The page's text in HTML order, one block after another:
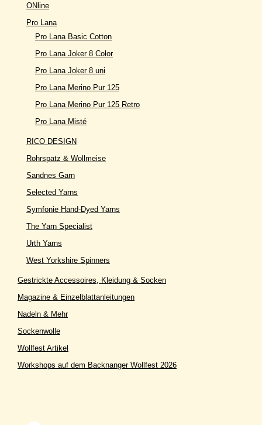
ONline
Pro Lana
Pro Lana Basic Cotton
Pro Lana Joker 8 Color
Pro Lana Joker 8 uni
Pro Lana Merino Pur 125
Pro Lana Merino Pur 125 Retro
Pro Lana Misté
RICO DESIGN
Rohrspatz & Wollmeise
Sandnes Garn
Selected Yarns
Symfonie Hand-Dyed Yarns
The Yarn Specialist
Urth Yarns
West Yorkshire Spinners
Gestrickte Accessoires, Kleidung & Socken
Magazine & Einzelblattanleitungen
Nadeln & Mehr
Sockenwolle
Wollfest Artikel
Workshops auf dem Backnanger Wollfest 2026